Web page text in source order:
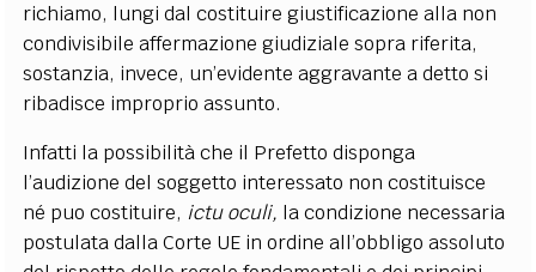
richiamo, lungi dal costituire giustificazione alla non
condivisibile affermazione giudiziale sopra riferita,
sostanzia, invece, un’evidente aggravante a detto si
ribadisce improprio assunto.
Infatti la possibilità che il Prefetto disponga
l’audizione del soggetto interessato non costituisce
né puo costituire, ictu oculi, la condizione necessaria
postulata dalla Corte UE in ordine all’obbligo assoluto